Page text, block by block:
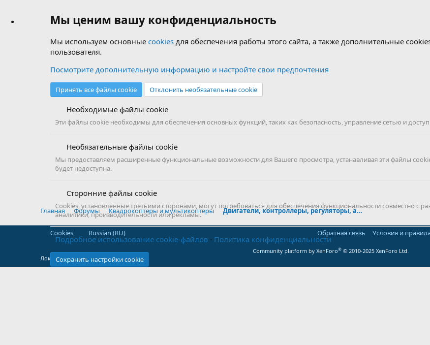
Главная Форумы Квадрокоптеры и мультикоптеры Двигатели, контроллеры, регуляторы, аккумуляторы
Cookies Russian (RU) Обратная связь Условия и
Community platform by XenForo® © 2010-2025 XenForo Ltd.
Локализация отXenForo.Info
Мы ценим вашу конфиденциальность
Мы используем основные cookies для обеспечения работы этого сайта, а также дополнительные
пользователя.
Посмотрите дополнительную информацию и настройте свои предпочтения
Принять все файлы cookie Отклонить необязательные cookie
Необходимые файлы cookie
Эти файлы cookie необходимы для обеспечения основных функций, таких как безопасность, управление сетью и
Необязательные файлы cookie
Мы предоставляем расширенные функциональные возможности для Вашего просмотра, устанавливая эти файлы
будет недоступна.
Сторонние файлы cookie
Cookies, установленные третьими сторонами, могут потребоваться для обеспечения функциональности совместно с
аналитики, производительности или рекламы.
Подробное использование cookie-файлов Политика конфиденциальности
Сохранить настройки cookie